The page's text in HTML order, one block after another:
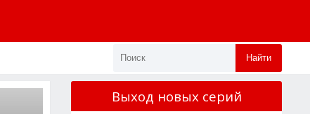
Найти
Выход новых серий